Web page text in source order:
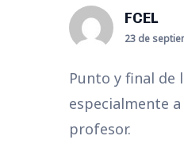
FCEL
23 de
Punto y final de
especialmente a
profesor.